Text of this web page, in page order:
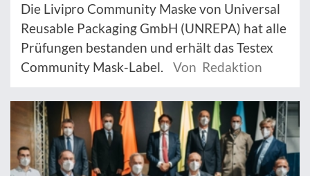
Die Livipro Community Maske von Universal
Reusable Packaging GmbH (UNREPA) hat alle
Prüfungen bestanden und erhält das Testex
Community Mask-Label.
Von Redaktion